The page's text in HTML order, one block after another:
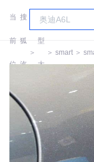
当
前
位
搜
狐
汽
＞
车
型
大
＞ smart ＞